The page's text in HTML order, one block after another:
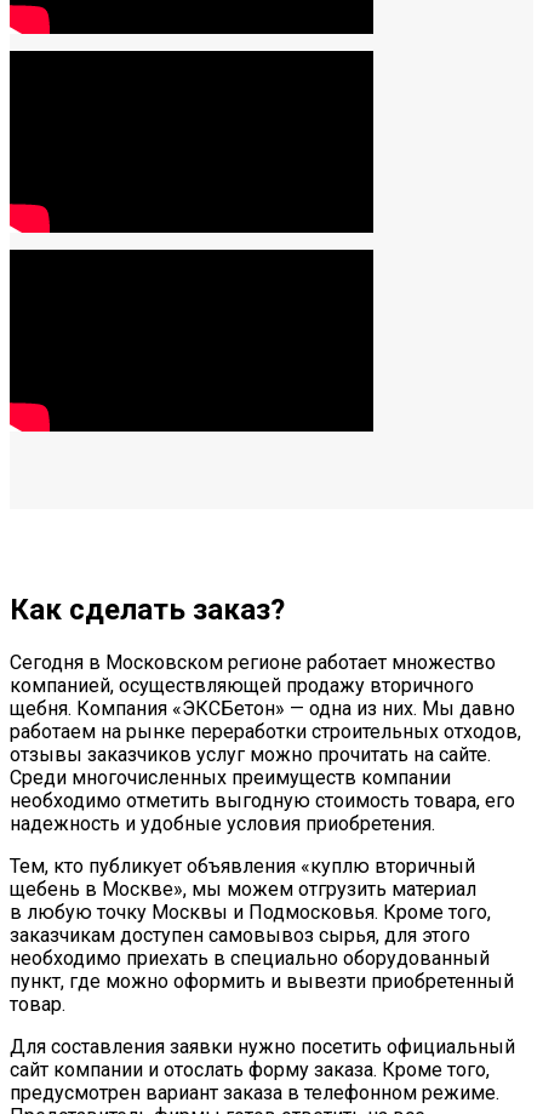
Как сделать заказ?
Сегодня в Московском регионе работает множество
компанией, осуществляющей продажу вторичного
щебня. Компания «ЭКСБетон» — одна из них. Мы давно
работаем на рынке переработки строительных отходов,
отзывы заказчиков услуг можно прочитать на сайте.
Среди многочисленных преимуществ компании
необходимо отметить выгодную стоимость товара, его
надежность и удобные условия приобретения.
Тем, кто публикует объявления «куплю вторичный
щебень в Москве», мы можем отгрузить материал
в любую точку Москвы и Подмосковья. Кроме того,
заказчикам доступен самовывоз сырья, для этого
необходимо приехать в специально оборудованный
пункт, где можно оформить и вывезти приобретенный
товар.
Для составления заявки нужно посетить официальный
сайт компании и отослать форму заказа. Кроме того,
предусмотрен вариант заказа в телефонном режиме.